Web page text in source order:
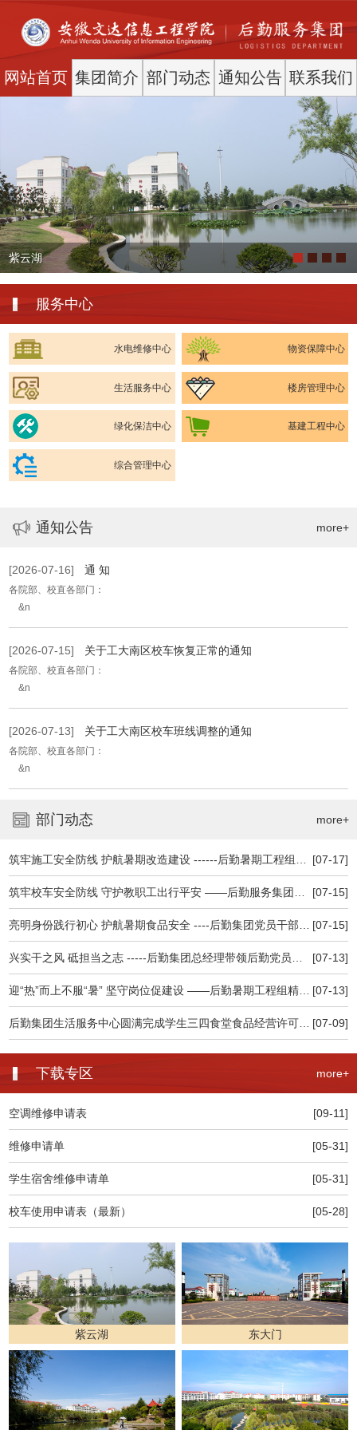
网站首页 集团简介 部门动态 通知公告 联系我们
紫云湖
服务中心
水电维修中心 物资保障中心
生活服务中心 楼房管理中心
绿化保洁中心 基建工程中心
综合管理中心
通知公告 more+
[2026-07-16] 通 知
各院部、校直各部门：
&n
[2026-07-15] 关于工大南区校车恢复正常的通知
各院部、校直各部门：
&n
[2026-07-13] 关于工大南区校车班线调整的通知
各院部、校直各部门：
&n
部门动态 more+
[07-17]
筑牢施工安全防线 护航暑期改造建设 ------后勤暑期工程组召开施工安全专题会议
[07-15]
筑牢校车安全防线 守护教职工出行平安 ——后勤服务集团积极做好校车安全专项检查维护工作
[07-15]
亮明身份践行初心 护航暑期食品安全 ----后勤集团党员干部深入食堂一线查食品保安全
[07-13]
兴实干之风 砥担当之志 -----后勤集团总经理带领后勤党员干部认真观看高校党 组织示范微党课
[07-13]
迎“热”而上不服“暑” 坚守岗位促建设 ——后勤暑期工程组精细管理忠诚履职全力推进暑期建设
[07-09]
后勤集团生活服务中心圆满完成学生三四食堂食品经营许可延续及现场核查工作
下载专区 more+
[09-11]
空调维修申请表
[05-31]
维修申请单
[05-31]
学生宿舍维修申请单
[05-28]
校车使用申请表（最新）
紫云湖 东大门